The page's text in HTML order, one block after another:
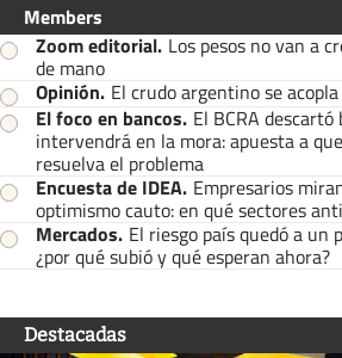
Members
Zoom editorial. Los pesos no van a
de mano
Opinión. El crudo argentino se
El foco en bancos. El BCRA
intervendrá en la mora: apuesta a
resuelva el problema
Encuesta de IDEA. Empresarios
optimismo cauto: en qué sectores
Mercados. El riesgo país quedó a un
¿por qué subió y qué esperan ahora?
Destacadas